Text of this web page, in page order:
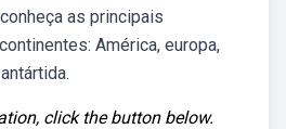
as principais
América, europa,
click the button below.